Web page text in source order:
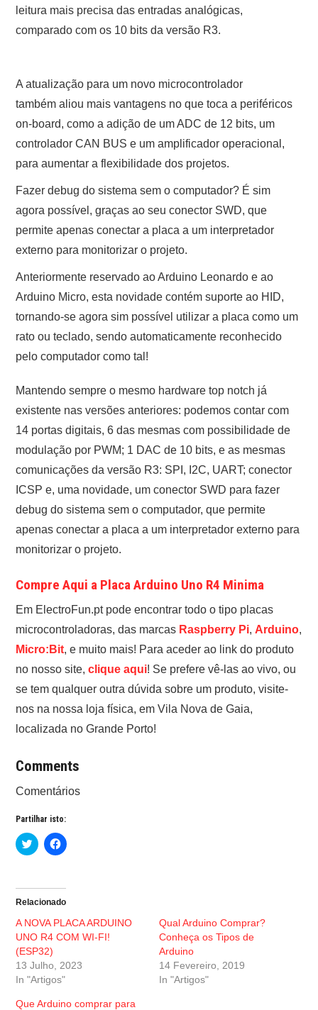
leitura mais precisa das entradas analógicas,
comparado com os 10 bits da versão R3.
A atualização para um novo microcontrolador
também aliou mais vantagens no que toca a periféricos
on-board, como a adição de um ADC de 12 bits, um
controlador CAN BUS e um amplificador operacional,
para aumentar a flexibilidade dos projetos.
Fazer debug do sistema sem o computador? É sim
agora possível, graças ao seu conector SWD, que
permite apenas conectar a placa a um interpretador
externo para monitorizar o projeto.
Anteriormente reservado ao Arduino Leonardo e ao
Arduino Micro, esta novidade contém suporte ao HID,
tornando-se agora sim possível utilizar a placa como um
rato ou teclado, sendo automaticamente reconhecido
pelo computador como tal!
Mantendo sempre o mesmo hardware top notch já
existente nas versões anteriores: podemos contar com
14 portas digitais, 6 das mesmas com possibilidade de
modulação por PWM; 1 DAC de 10 bits, e as mesmas
comunicações da versão R3: SPI, I2C, UART; conector
ICSP e, uma novidade, um conector SWD para fazer
debug do sistema sem o computador, que permite
apenas conectar a placa a um interpretador externo para
monitorizar o projeto.
Compre Aqui a Placa Arduino Uno R4 Minima
Em ElectroFun.pt pode encontrar todo o tipo placas
microcontroladoras, das marcas Raspberry Pi, Arduino,
Micro:Bit, e muito mais! Para aceder ao link do produto
no nosso site,clique aqui! Se prefere vê-las ao vivo, ou
se tem qualquer outra dúvida sobre um produto, visite-
nos na nossa loja física, em Vila Nova de Gaia,
localizada no Grande Porto!
Comments
Comentários
Partilhar isto:
C
l
t
o
s
a
r
e
o
n
T
w
C
l
t
o
s
a
r
e
n
F
a
Relacionado
A NOVA PLACA ARDUINO
UNO R4 COM WI-FI!
(ESP32)
13 Julho, 2023
In "Artigos"
Qual Arduino Comprar?
Conheça os Tipos de
Arduino
14 Fevereiro, 2019
In "Artigos"
Que Arduino comprar para